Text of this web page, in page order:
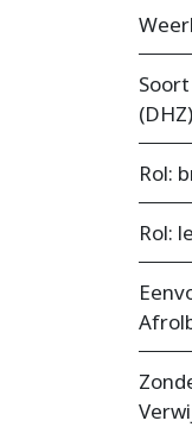
(DHZ)
Rol:
Rol: